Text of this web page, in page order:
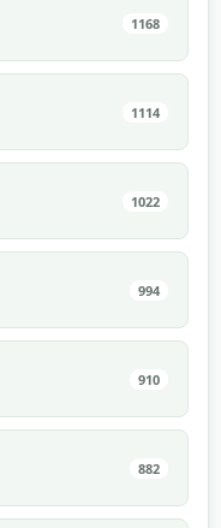
1168
1114
1022
994
910
882